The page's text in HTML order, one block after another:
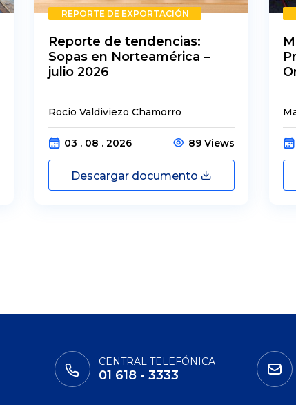
REPORTE DE EXPORTACIÓN
Reporte de tendencias:
Sopas en Norteamérica –
julio 2026
Rocio Valdiviezo Chamorro
03 . 08 . 2026 89 Views
Descargar documento
CENTRAL TELEFÓNICA
01 618 - 3333